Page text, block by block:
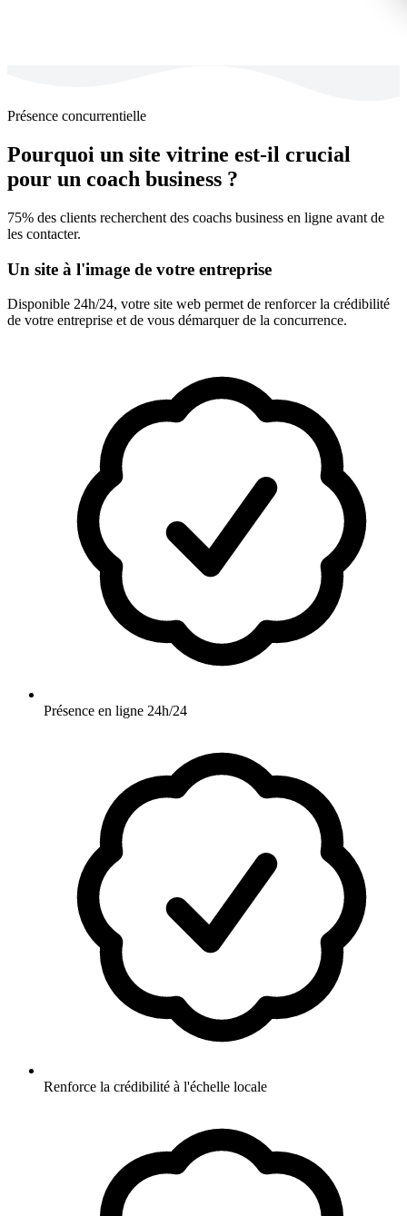
Présence concurrentielle
Pourquoi un site vitrine est-il crucial
pour un coach business ?
75% des clients recherchent des coachs business en ligne avant de
les contacter.
Un site à l'image de votre entreprise
Disponible 24h/24, votre site web permet de renforcer la crédibilité
de votre entreprise et de vous démarquer de la concurrence.
Présence en ligne 24h/24
Renforce la crédibilité à l'échelle locale